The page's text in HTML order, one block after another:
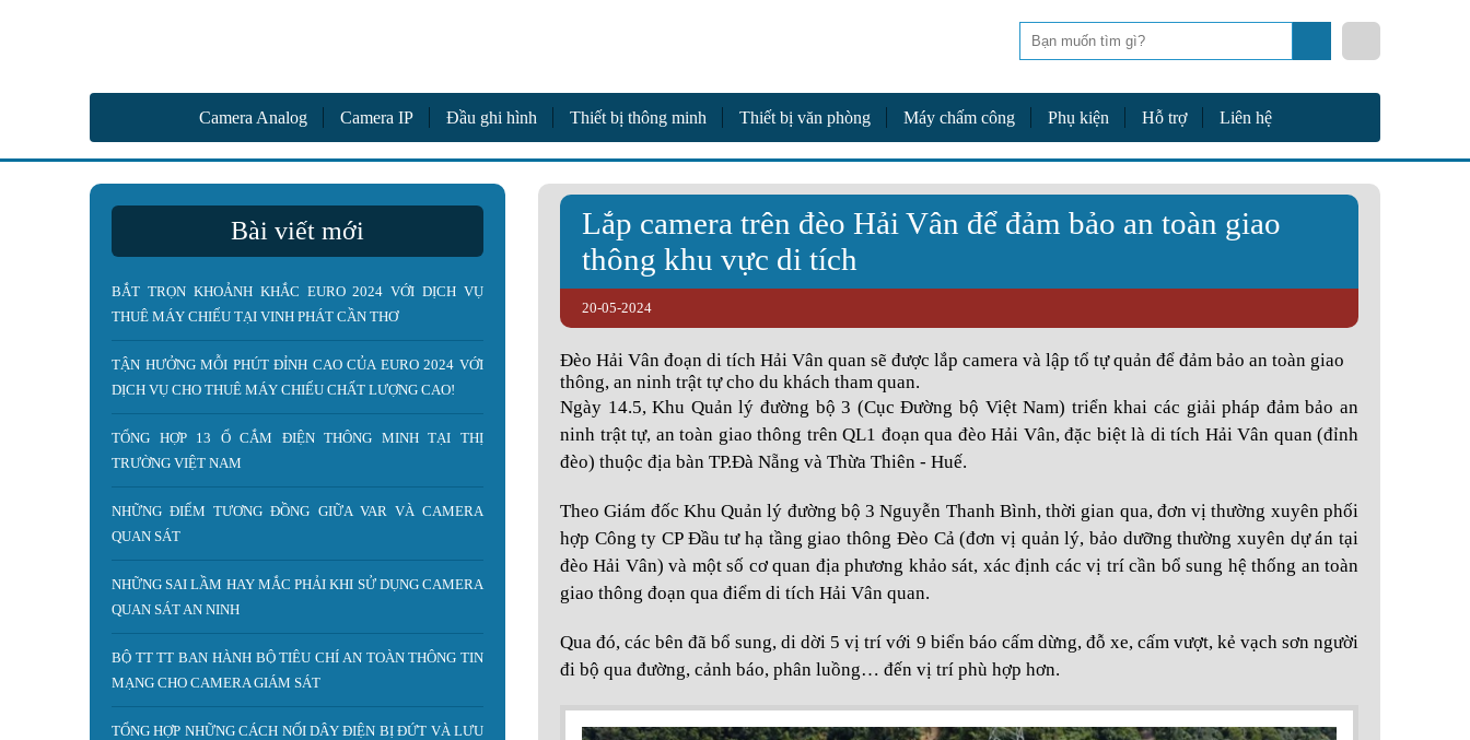
Vinh Phát Cần Thơ
Camera Analog Camera IP Đầu ghi hình Thiết bị thông minh Thiết bị văn phòng Máy chấm công Phụ kiện Hỗ trợ Liên hệ
Lắp camera trên đèo Hải Vân để đảm bảo an toàn giao
thông khu vực di tích
20-05-2024
Đèo Hải Vân đoạn di tích Hải Vân quan sẽ được lắp camera và lập tổ tự quản để đảm bảo an toàn giao
thông, an ninh trật tự cho du khách tham quan.
Ngày 14.5, Khu Quản lý đường bộ 3 (Cục Đường bộ Việt Nam) triển khai các giải pháp đảm bảo an
ninh trật tự, an toàn giao thông trên QL1 đoạn qua đèo Hải Vân, đặc biệt là di tích Hải Vân quan (đỉnh
đèo) thuộc địa bàn TP.Đà Nẵng và Thừa Thiên - Huế.
Theo Giám đốc Khu Quản lý đường bộ 3 Nguyễn Thanh Bình, thời gian qua, đơn vị thường xuyên phối
hợp Công ty CP Đầu tư hạ tầng giao thông Đèo Cả (đơn vị quản lý, bảo dưỡng thường xuyên dự án tại
đèo Hải Vân) và một số cơ quan địa phương khảo sát, xác định các vị trí cần bổ sung hệ thống an toàn
giao thông đoạn qua điểm di tích Hải Vân quan.
Qua đó, các bên đã bổ sung, di dời 5 vị trí với 9 biển báo cấm dừng, đỗ xe, cấm vượt, kẻ vạch sơn người
đi bộ qua đường, cảnh báo, phân luồng… đến vị trí phù hợp hơn.
Bài viết mới
BẮT TRỌN KHOẢNH KHẮC EURO 2024 VỚI DỊCH VỤ
THUÊ MÁY CHIẾU TẠI VINH PHÁT CẦN THƠ
TẬN HƯỞNG MỖI PHÚT ĐỈNH CAO CỦA EURO 2024 VỚI
DỊCH VỤ CHO THUÊ MÁY CHIẾU CHẤT LƯỢNG CAO!
TỔNG HỢP 13 Ổ CẮM ĐIỆN THÔNG MINH TẠI THỊ
TRƯỜNG VIỆT NAM
NHỮNG ĐIỂM TƯƠNG ĐỒNG GIỮA VAR VÀ CAMERA
QUAN SÁT
NHỮNG SAI LẦM HAY MẮC PHẢI KHI SỬ DỤNG CAMERA
QUAN SÁT AN NINH
BỘ TT TT BAN HÀNH BỘ TIÊU CHÍ AN TOÀN THÔNG TIN
MẠNG CHO CAMERA GIÁM SÁT
TỔNG HỢP NHỮNG CÁCH NỐI DÂY ĐIỆN BỊ ĐỨT VÀ LƯU